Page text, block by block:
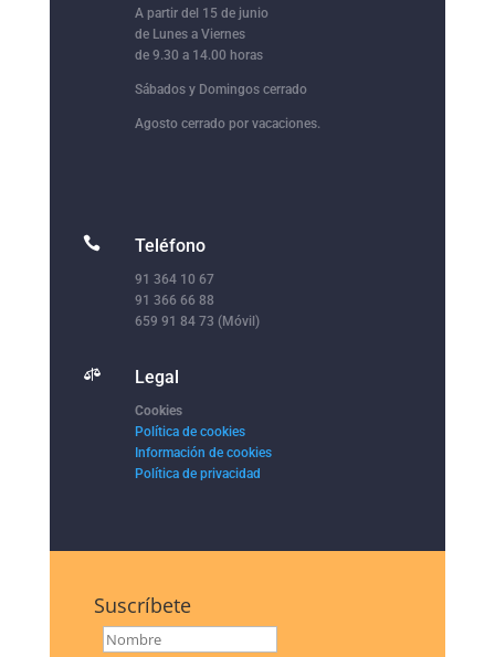
A partir del 15 de junio
de Lunes a Viernes
de 9.30 a 14.00 horas
Sábados y Domingos cerrado
Agosto cerrado por vacaciones.
 Teléfono
91 364 10 67
91 366 66 88
659 91 84 73 (Móvil)
 Legal
Cookies
Política de cookies
Información de cookies
Política de privacidad
Suscríbete